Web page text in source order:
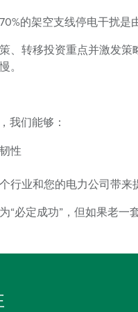
的架空支线停电干扰是
、转移投资重点并激发
。
我们能够：
性
行业和您的电力公司带来
“必定成功”，但如果老一